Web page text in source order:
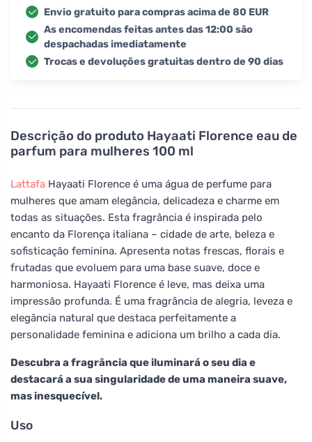
Descrição do produto Hayaati Florence eau de
parfum para mulheres 100 ml
Lattafa Hayaati Florence é uma água de perfume para
mulheres que amam elegância, delicadeza e charme em
todas as situações. Esta fragrância é inspirada pelo
encanto da Florença italiana – cidade de arte, beleza e
sofisticação feminina. Apresenta notas frescas, florais e
frutadas que evoluem para uma base suave, doce e
harmoniosa. Hayaati Florence é leve, mas deixa uma
impressão profunda. É uma fragrância de alegria, leveza e
elegância natural que destaca perfeitamente a
personalidade feminina e adiciona um brilho a cada dia.
Descubra a fragrância que iluminará o seu dia e
destacará a sua singularidade de uma maneira suave,
mas inesquecível.
Uso
Envio gratuito para compras acima de 80 EUR
As encomendas feitas antes das 12:00 são
despachadas imediatamente
Trocas e devoluções gratuitas dentro de 90 dias